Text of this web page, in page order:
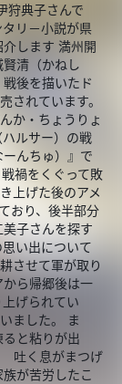
典子さんで
リ－小説が県
します 満州開
清（かねし
後を描いたド
されています。
か・ちょうりょ
ルサー）の戦
んちゅ）』で
禍をくぐって敗
上げた後のアメ
おり、後半部分
子さんを探す
い出について
させて軍が取り
から帰郷後は一
げられてい
ました。 ま
と粘りが出
吐く息がまつげ
が苦労したこ